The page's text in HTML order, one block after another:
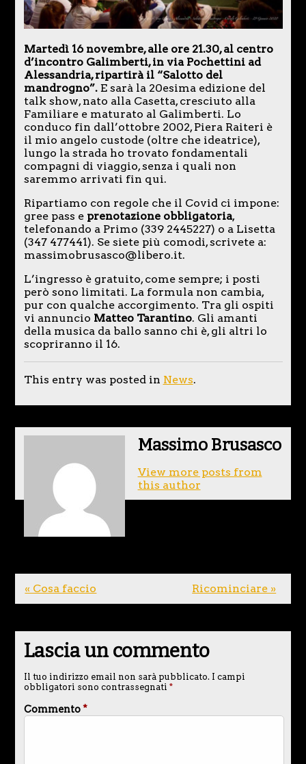
Martedì 16 novembre, alle ore 21.30, al centro
d’incontro Galimberti, in via Pochettini ad
Alessandria, ripartirà il “Salotto del
mandrogno”. E sarà la 20esima edizione del
talk show, nato alla Casetta, cresciuto alla
Familiare e maturato al Galimberti. Lo
conduco fin dall’ottobre 2002, Piera Raiteri è
il mio angelo custode (oltre che ideatrice),
lungo la strada ho trovato fondamentali
compagni di viaggio, senza i quali non
saremmo arrivati fin qui.
Ripartiamo con regole che il Covid ci impone:
gree pass e prenotazione obbligatoria,
telefonando a Primo (339 2445227) o a Lisetta
(347 477441). Se siete più comodi, scrivete a:
massimobrusasco@libero.it.
L’ingresso è gratuito, come sempre; i posti
però sono limitati. La formula non cambia,
pur con qualche accorgimento. Tra gli ospiti
vi annuncio Matteo Tarantino. Gli amanti
della musica da ballo sanno chi è, gli altri lo
scopriranno il 16.
This entry was posted in News.
Massimo Brusasco
View more posts from
this author
« Cosa faccio Ricominciare »
Lascia un commento
Il tuo indirizzo email non sarà pubblicato. I campi
obbligatori sono contrassegnati *
Commento*